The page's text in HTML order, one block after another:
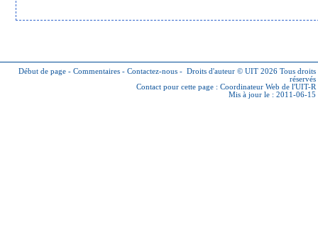
Début de page - Commentaires - Contactez-nous - Droits d'auteur © UIT 2026 Tous droits
réservés
Contact pour cette page : Coordinateur Web de l'UIT-R
Mis à jour le : 2011-06-15